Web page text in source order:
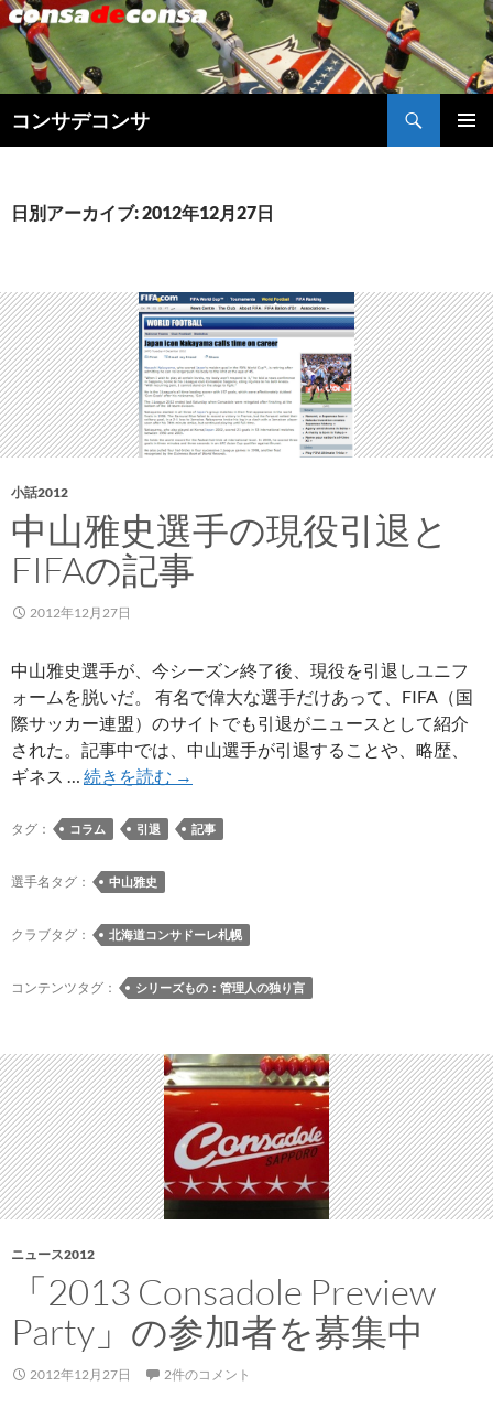
コンサデコンサ
索
ン
キ
ッ
プ
日別アーカイブ: 2012年12月27日
小話2012
中山雅史選手の現役引退と
FIFAの記事
2012年12月27日
中山雅史選手が、今シーズン終了後、現役を引退しユニフ
ォームを脱いだ。 有名で偉大な選手だけあって、FIFA（国
際サッカー連盟）のサイトでも引退がニュースとして紹介
された。記事中では、中山選手が引退することや、略歴、
ギネス … 続きを読む 中
雅
の
役
と
FIFA
の
記
事
→
タグ： コラム 引退 記事
選手名タグ： 中山雅史
クラブタグ： 北海道コンサドーレ札幌
コンテンツタグ： シリーズもの：管理人の独り言
ニュース2012
「2013 Consadole Preview
Party」の参加者を募集中
2012年12月27日 2件のコメント